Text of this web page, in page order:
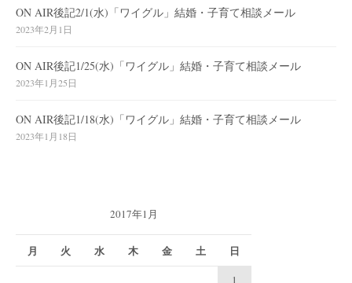
ON AIR後記2/1(水)「ワイグル」結婚・子育て相談メール
2023年2月1日
ON AIR後記1/25(水)「ワイグル」結婚・子育て相談メール
2023年1月25日
ON AIR後記1/18(水)「ワイグル」結婚・子育て相談メール
2023年1月18日
2017年1月
月 火 水 木 金 土 日
1